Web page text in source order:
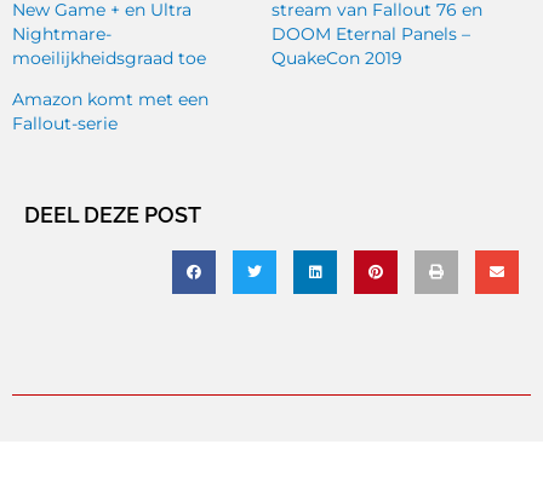
New Game + en Ultra
Nightmare-
moeilijkheidsgraad toe
stream van Fallout 76 en
DOOM Eternal Panels –
QuakeCon 2019
Amazon komt met een
Fallout-serie
DEEL DEZE POST